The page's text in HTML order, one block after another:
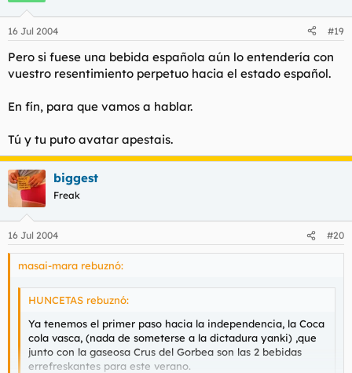
16 Jul 2004 #19
Pero si fuese una bebida española aún lo entendería con
vuestro resentimiento perpetuo hacia el estado español.
En fín, para que vamos a hablar.
Tú y tu puto avatar apestais.
biggest
Freak
16 Jul 2004 #20
masai-mara rebuznó:
HUNCETAS rebuznó:
Ya tenemos el primer paso hacia la independencia, la Coca
cola vasca, (nada de someterse a la dictadura yanki) ,que
junto con la gaseosa Crus del Gorbea son las 2 bebidas
errefreskantes para este verano.